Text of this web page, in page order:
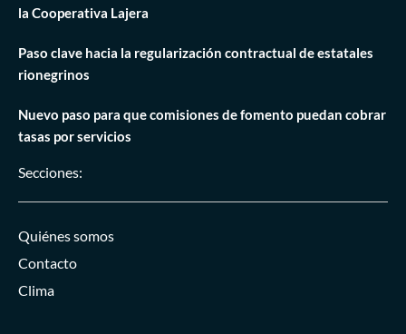
la Cooperativa Lajera
Paso clave hacia la regularización contractual de estatales
rionegrinos
Nuevo paso para que comisiones de fomento puedan cobrar
tasas por servicios
Secciones:
Quiénes somos
Contacto
Clima